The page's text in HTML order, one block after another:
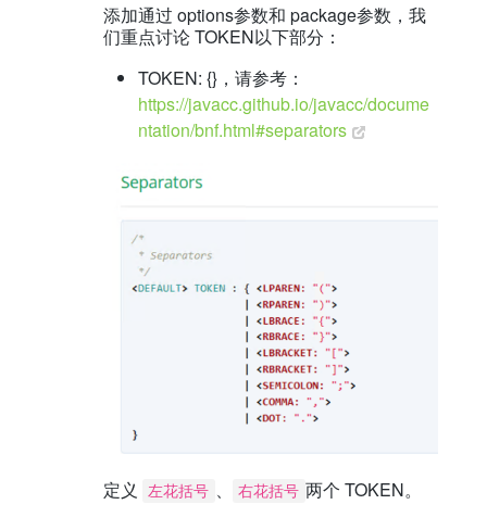
添加通过 options参数和 package参数，我
们重点讨论 TOKEN以下部分：
TOKEN: {}，请参考：
https://javacc.github.io/javacc/docume
ntation/bnf.html#separators
定义 左花括号 、 右花括号 两个 TOKEN。